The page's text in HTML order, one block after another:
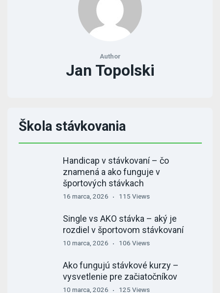
Author
Jan Topolski
Škola stávkovania
Handicap v stávkovaní – čo
znamená a ako funguje v
športových stávkach
16 marca, 2026 115 Views
Single vs AKO stávka – aký je
rozdiel v športovom stávkovaní
10 marca, 2026 106 Views
Ako fungujú stávkové kurzy –
vysvetlenie pre začiatočníkov
10 marca, 2026 125 Views